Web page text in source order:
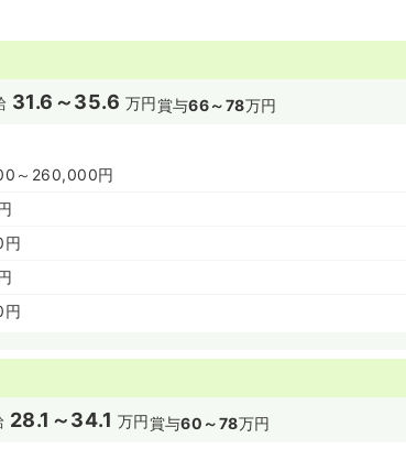
31.6～35.6 万円賞与66～78万円
～260,000円
28.1～34.1 万円賞与60～78万円